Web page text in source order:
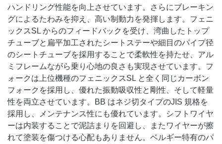
ハンドリング性能を向上させています。さらにブレーキン
グによるたわみを抑え、高い制動力を発揮します。フェニ
ックスSL からのフィードバックを受け、湾曲したトップ
チューブと扁平加工されたシートステーや細目のパイプ径
のシートチューブを採用することで柔軟性を持たせ、アル
ミフレームながら乗り心地の良さも実現させています。フ
ォークは上位機種のフェニックスSL と全く同じカーボン
フォークを採用し、優れた振動吸収性と剛性、そして軽量
性を両立させています。BB はネジ切タイプのJIS 規格を
採用し、メンテナンス性にも優れています。シフトワイヤ
ーは内装することで泥詰まりを回避し、またワイヤーが擦
れて塗装を傷つける心配もありません。ベルギー特有のパ